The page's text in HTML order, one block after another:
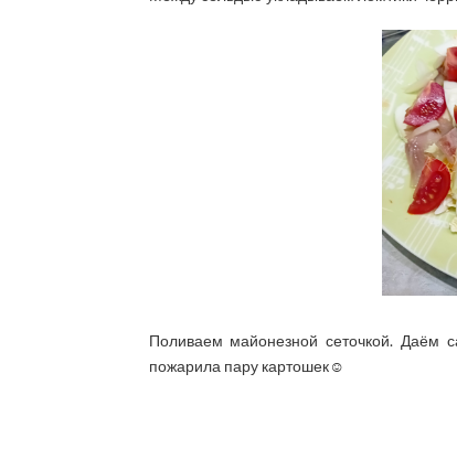
Поливаем майонезной сеточкой. Даём
пожарила пару картошек☺️